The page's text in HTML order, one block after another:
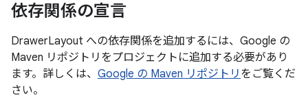
依存関係の宣言
DrawerLayout への依存関係を追加するには、Google の
Maven リポジトリをプロジェクトに追加する必要があり
ます。詳しくは、 Google の Maven リポジトリ をご覧くだ
さい。